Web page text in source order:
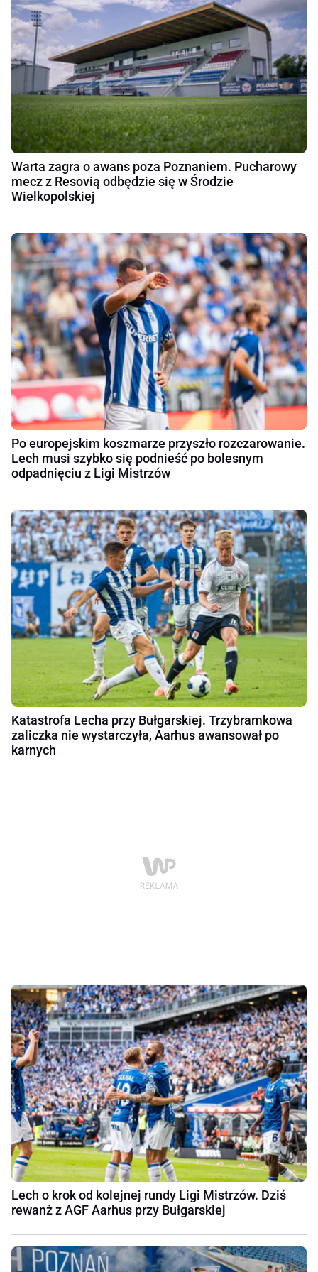
Warta zagra o awans poza Poznaniem. Pucharowy
mecz z Resovią odbędzie się w Środzie
Wielkopolskiej
Po europejskim koszmarze przyszło rozczarowanie.
Lech musi szybko się podnieść po bolesnym
odpadnięciu z Ligi Mistrzów
Katastrofa Lecha przy Bułgarskiej. Trzybramkowa
zaliczka nie wystarczyła, Aarhus awansował po
karnych
Lech o krok od kolejnej rundy Ligi Mistrzów. Dziś
rewanż z AGF Aarhus przy Bułgarskiej